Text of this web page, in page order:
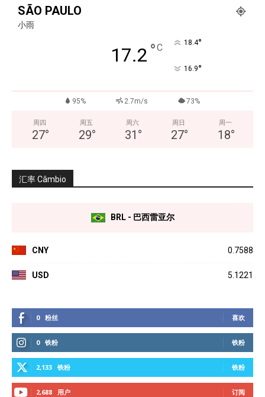
SÃO PAULO
小雨
17.2 °C 18.4°
16.9°
95% 2.7m/s 73%
周四
27°
周五
29°
周六
31 °
周日
27°
周一
18°
汇率 Câmbio
BRL - 巴西雷亚尔
CNY 0.7588
USD 5.1221
0 粉丝 喜欢
0 铁粉 铁粉
2,133 铁粉 铁粉
2,688 用户 订阅